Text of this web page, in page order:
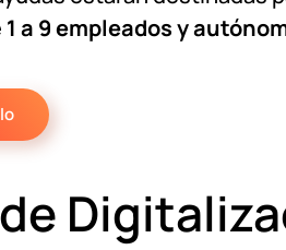
1 a 9 empleados y